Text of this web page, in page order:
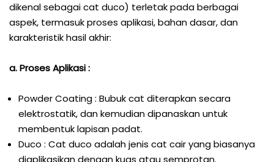
dikenal sebagai cat duco) terletak pada berbagai
aspek, termasuk proses aplikasi, bahan dasar, dan
karakteristik hasil akhir:
a. Proses Aplikasi :
Powder Coating : Bubuk cat diterapkan secara
elektrostatik, dan kemudian dipanaskan untuk
membentuk lapisan padat.
Duco : Cat duco adalah jenis cat cair yang biasanya
diaplikasikan dengan kuas atau semprotan.